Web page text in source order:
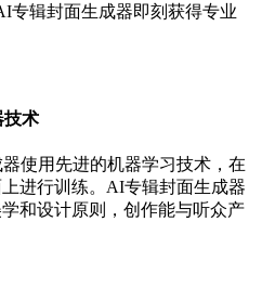
专辑封面生成器即刻获得专业
技术
使用先进的机器学习技术，在
进行训练。AI专辑封面生成器
和设计原则，创作能与听众产